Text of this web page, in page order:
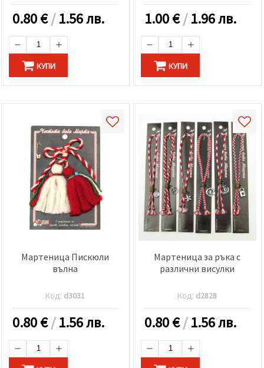
0.80€/1.56 лв.
КУПИ
1.00€/1.96 лв.
КУПИ
Мартеница Пискюли
вълна
Код: d3031
0.80€/1.56 лв.
Мартеница за ръка с
различни висулки
Код: d2828
0.80€/1.56 лв.